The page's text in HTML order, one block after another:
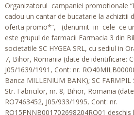
Organizatorul campaniei promotionale
cadou un cantar de bucatarie la achizitii
oferta promo*”, (denumit in cele ce
este grupul de farmacii Farmacia 3 din
societatile SC HYGEA SRL, cu sediul in
7, Bihor, Romania (date de identificare:
J05/1639/1991, Cont: nr.
Banca MILLENIUM BANK); SC
Str. Fabricilor, nr. 8, Bihor, Romania
RO7463452, J05/933/1995, Cont: nr.
RO15FNNB001702698204RO01 deschis